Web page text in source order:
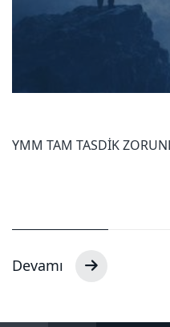
YMM TAM TASDİK
Devamı